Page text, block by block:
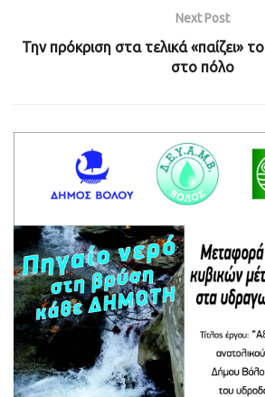
Next Post
Την πρόκριση στα τελικά «παίζει»
στο πόλο